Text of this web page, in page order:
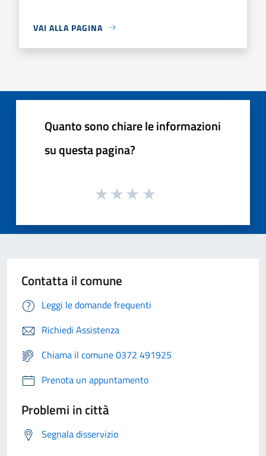
VAI ALLA PAGINA
Quanto sono chiare le informazioni
su questa pagina?
Contatta il comune
Leggi le domande frequenti
Richiedi Assistenza
Chiama il comune 0372 491925
Prenota un appuntamento
Problemi in città
Segnala disservizio